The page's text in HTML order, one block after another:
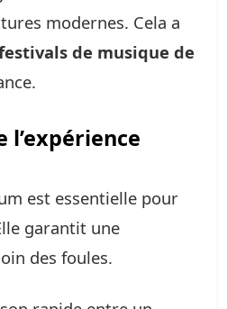
modernes. Cela a
de musique de
est essentielle pour
garantit une
des foules.